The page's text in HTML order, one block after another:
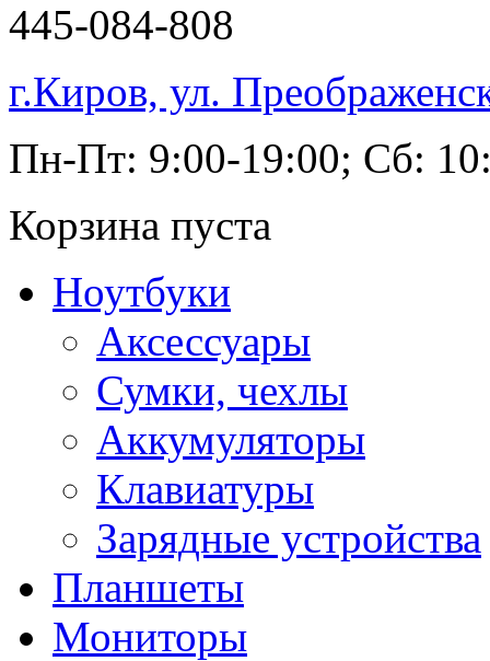
445-084-808
г.Киров, ул.
Пн-Пт: 9:00-19:00; Сб:
Корзина пуста
Ноутбуки
Аксессуары
Сумки, чехлы
Аккумуляторы
Клавиатуры
Зарядные устройства
Планшеты
Мониторы